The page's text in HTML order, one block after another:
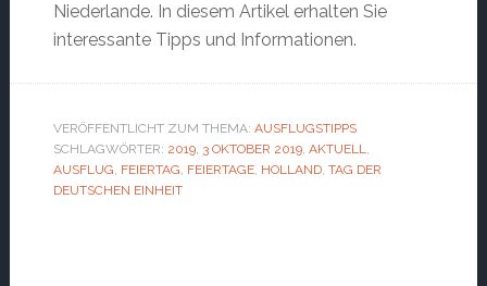
Niederlande. In diesem Artikel erhalten Sie
interessante Tipps und Informationen.
VERÖFFENTLICHT ZUM THEMA: AUSFLUGSTIPPS
SCHLAGWÖRTER: 2019, 3 OKTOBER 2019, AKTUELL,
AUSFLUG, FEIERTAG, FEIERTAGE, HOLLAND, TAG DER
DEUTSCHEN EINHEIT